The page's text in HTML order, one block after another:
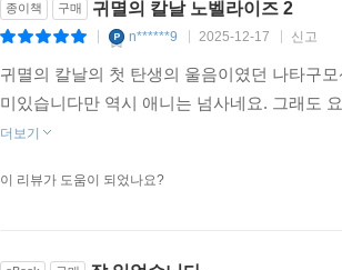
종이책 구매 귀멸의 칼날 노벨라이즈 2
n******9 2025-12-17 신고
귀멸의 칼날의 첫 탄생의 울음이였던 나타구
미있습니다만 역시 애니는 넘사네요. 그래도
더보기
이 리뷰가 도움이 되었나요?